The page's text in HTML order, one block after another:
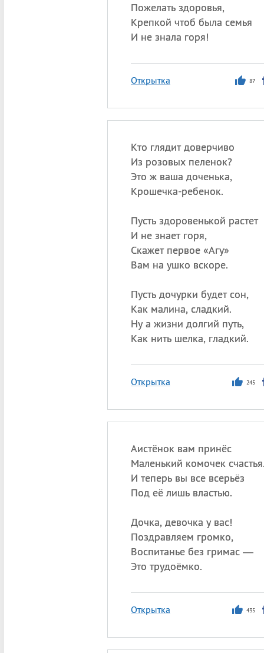
Пожелать здоровья,
Крепкой чтоб была семья
И не знала горя!
Открытка 87
Кто глядит доверчиво
Из розовых пеленок?
Это ж ваша доченька,
Крошечка-ребенок.
Пусть здоровенькой растет
И не знает горя,
Скажет первое «Агу»
Вам на ушко вскоре.
Пусть дочурки будет сон,
Как малина, сладкий.
Ну а жизни долгий путь,
Как нить шелка, гладкий.
Открытка 245
Аистёнок вам принёс
Маленький комочек
И теперь вы все всерьёз
Под её лишь властью.
Дочка, девочка у вас!
Поздравляем громко,
Воспитанье без гримас —
Это трудоёмко.
Открытка 435